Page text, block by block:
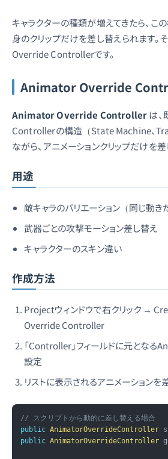
キャラクターの種類が増えてきたら、こ
身のクリップだけを差し替えられます
Override Controllerです。
Animator Override
Animator Override Controllerは
Controllerの構造（State Machine、
ながら、アニメーションクリップだけを
用途
敵キャラのバリエーション（同じ動き
武器ごとの攻撃モーション差し替え
キャラクターのスキン違い
作成方法
Projectウィンドウで右クリック →
Override Controller
「Controller」フィールドに元とな
設定
リストに表示されるアニメーションを
// スクリプトから動的に差し替える場合
public AnimatorOverrideController
public AnimatorOverrideController